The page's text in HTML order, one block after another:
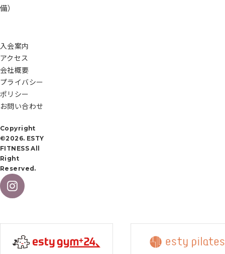
備）
入会案内
アクセス
会社概要
プライバシー
ポリシー
お問い合わせ
Copyright
©2026. ESTY
FITNESS All
Right
Reserved.